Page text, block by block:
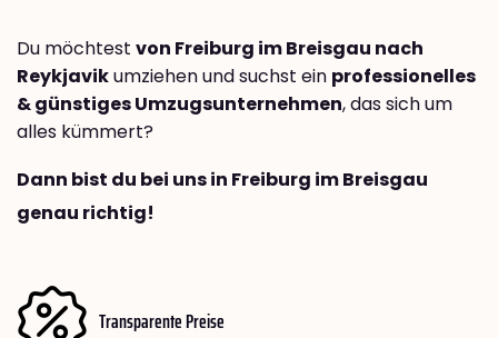
Du möchtest von Freiburg im Breisgau nach
Reykjavikumziehen und suchst ein professionelles
& günstiges Umzugsunternehmen, das sich um
alles kümmert?
Dann bist du bei uns in Freiburg im Breisgau
genau richtig!
Transparente Preise